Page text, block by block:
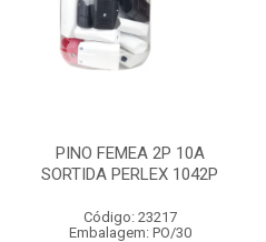
PINO FEMEA 2P 10A
SORTIDA PERLEX 1042P
Código: 23217
Embalagem: PO/30